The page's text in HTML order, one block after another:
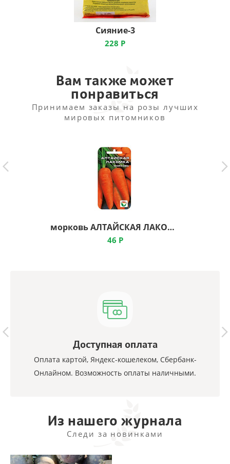
Сияние-3
228 Р
Вам также может
понравиться
Принимаем заказы на розы лучших
мировых питомников
морковь АЛТАЙСКАЯ ЛАКОМКА ц, Сибирский Сад
46 Р
Доступная оплата
Оплата картой, Яндекс-кошелеком, Сбербанк-
Онлайном. Возможность оплаты наличными.
Из нашего журнала
Следи за новинками